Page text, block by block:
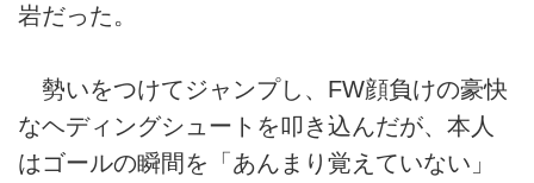
岩だった。
勢いをつけてジャンプし、FW顔負けの豪快
なヘディングシュートを叩き込んだが、本人
はゴールの瞬間を「あんまり覚えていない」